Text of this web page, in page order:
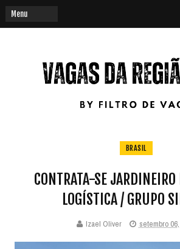
BRASIL
CONTRATA-SE JARDINEIRO
LOGÍSTICA / GRUPO
Izael Oliver setembro